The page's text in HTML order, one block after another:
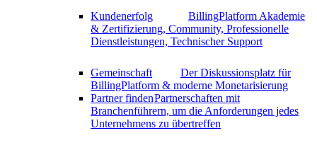
Kundenerfolg
BillingPlatform Akademie
& Zertifizierung, Community, Professionelle
Dienstleistungen, Technischer Support
Gemeinschaft
Der Diskussionsplatz für
BillingPlatform & moderne Monetarisierung
Partner findenPartnerschaften mit
Branchenführern, um die Anforderungen jedes
Unternehmens zu übertreffen